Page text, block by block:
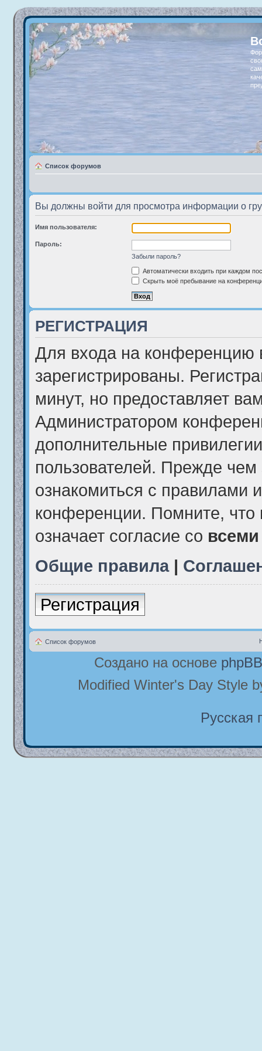
Список форумов
Вы должны войти для просмотра информации о
Имя пользователя:
Пароль:
Забыли пароль?
Автоматически входить при каждом
Скрыть моё пребывание на
РЕГИСТРАЦИЯ
Для входа на
зарегистрированы.
минут, но предоставляет
Администратором
дополнительные
пользователей. Прежде чем
ознакомиться с правилами
конференции. Помните,
означает согласие со всеми
Общие правила|
Регистрация
Список форумов
Создано на основе phpBB
Modified Winter's Day Style
Русская